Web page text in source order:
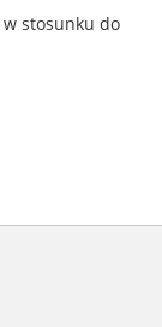
w stosunku do